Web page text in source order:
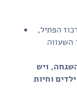
הפתיל,
לעולם אין להשאיר נר דולק ללא השגחה, ויש
וחיות